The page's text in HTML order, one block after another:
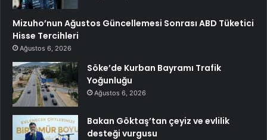
Mizuho’nun Ağustos Güncellemesi Sonrası ABD Tüketici
Hisse Tercihleri
Ağustos 6, 2026
Söke’de Kurban Bayramı Trafik
Yoğunluğu
Ağustos 6, 2026
Bakan Göktaş’tan çeyiz ve evlilik
desteği vurgusu